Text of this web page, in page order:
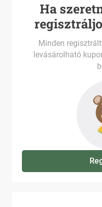
Ha
Minden
levásárolható